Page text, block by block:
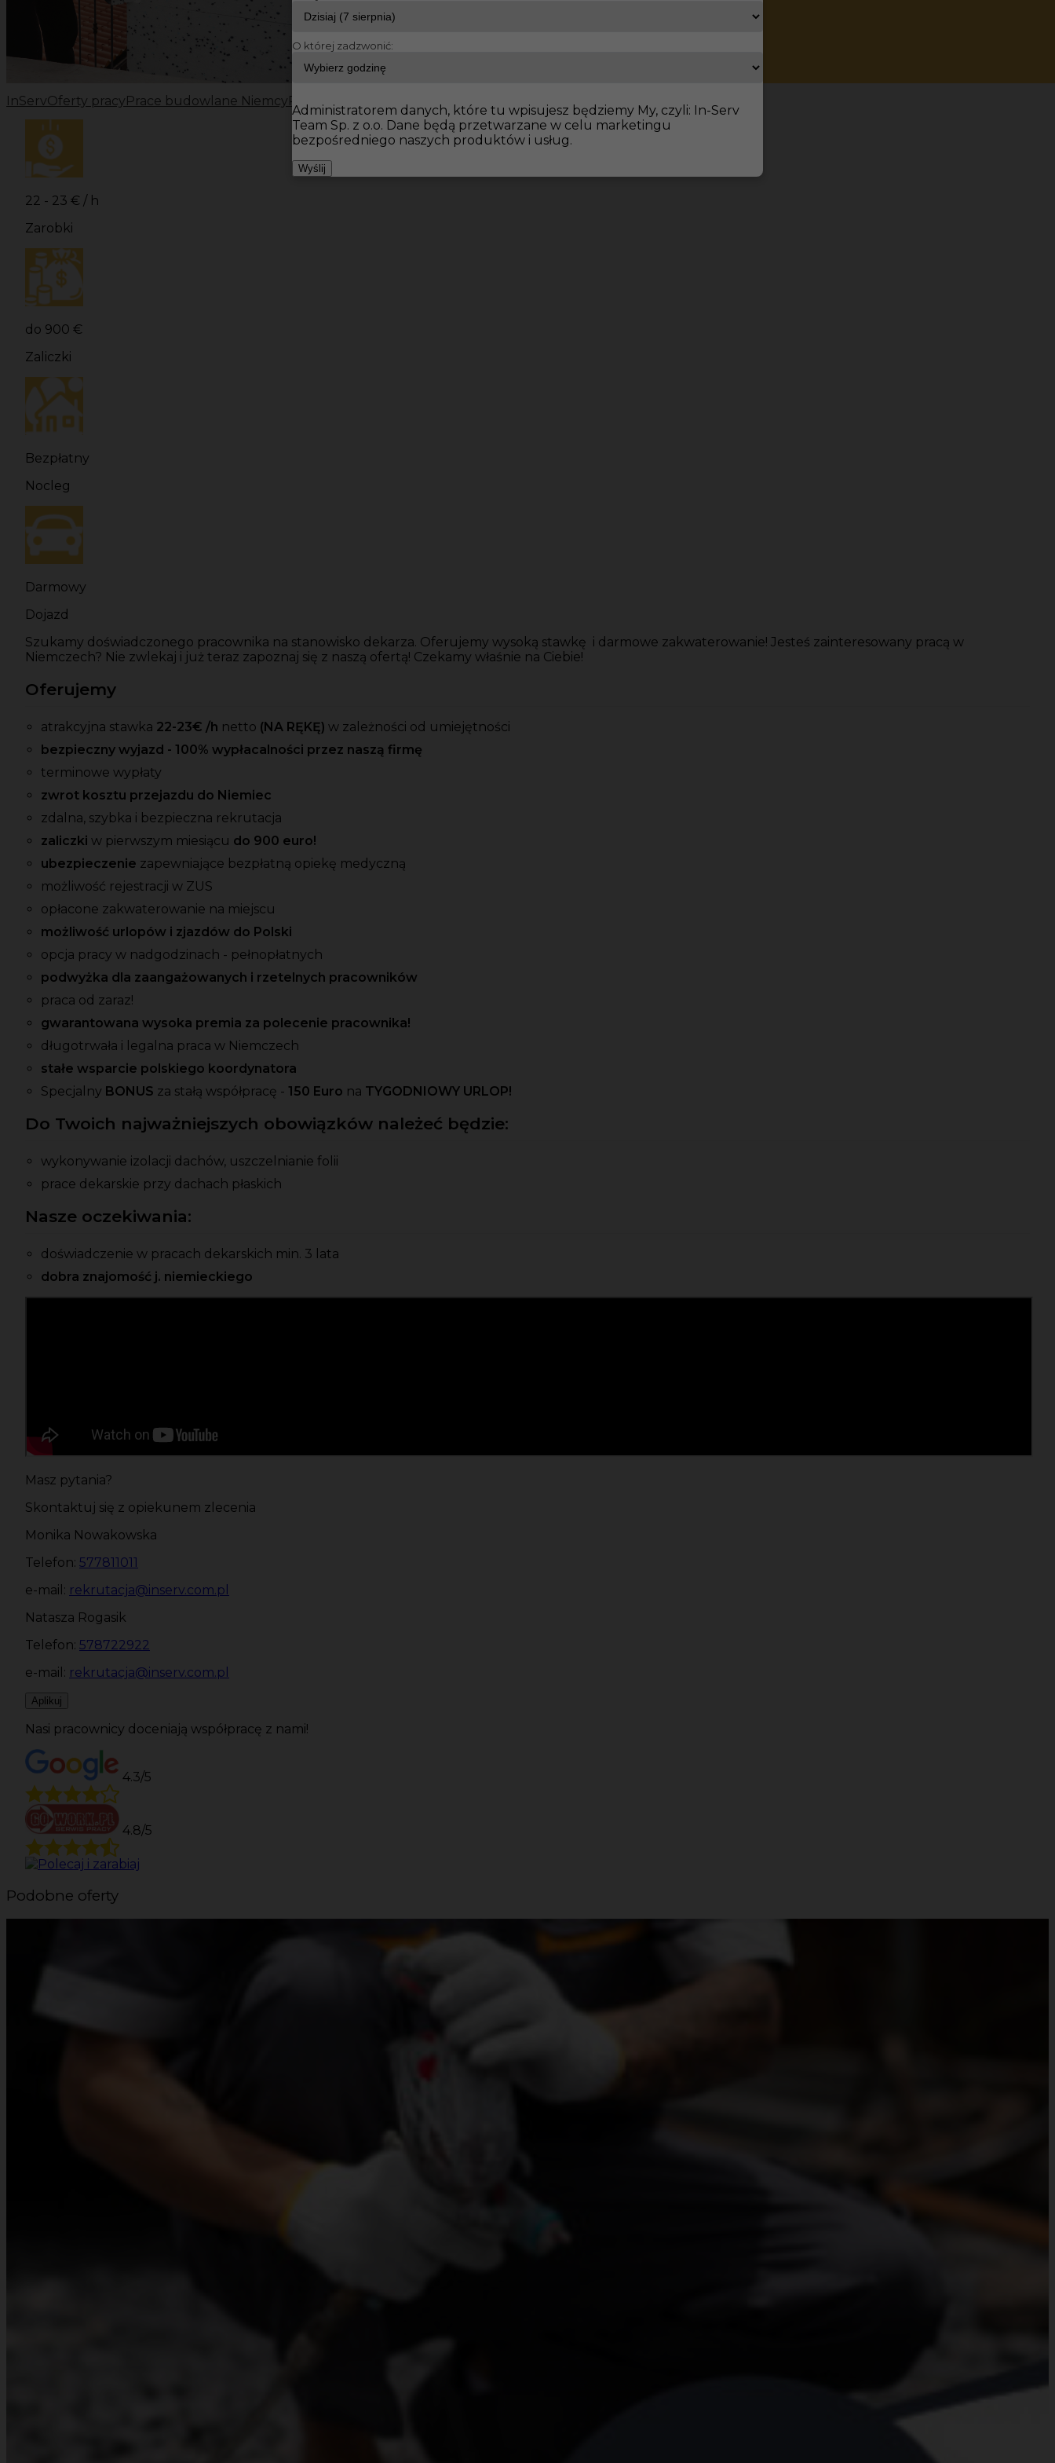
InServOferty pracy Prace budowlane Niemcy Prace budowlane Praca dla dekarza za granicą
22 - 23 € / h
Zarobki
do 900 €
Zaliczki
Bezpłatny
Nocleg
Darmowy
Dojazd
Szukamy doświadczonego pracownika na stanowisko dekarza. Oferujemy wysoką stawkę i darmowe zakwaterowanie! Jesteś zainteresowany pracą w
Niemczech? Nie zwlekaj i już teraz zapoznaj się z naszą ofertą! Czekamy właśnie na Ciebie!
Oferujemy
atrakcyjna stawka 22-23€ /h netto (NA RĘKĘ) w zależności od umiejętności
bezpieczny wyjazd - 100% wypłacalności przez naszą firmę
terminowe wypłaty
zwrot kosztu przejazdu do Niemiec
zdalna, szybka i bezpieczna rekrutacja
zaliczki w pierwszym miesiącu do 900 euro!
ubezpieczenie zapewniające bezpłatną opiekę medyczną
możliwość rejestracji w ZUS
opłacone zakwaterowanie na miejscu
możliwość urlopów i zjazdów do Polski
opcja pracy w nadgodzinach - pełnopłatnych
podwyżka dla zaangażowanych i rzetelnych pracowników
praca od zaraz!
gwarantowana wysoka premia za polecenie pracownika!
długotrwała i legalna praca w Niemczech
stałe wsparcie polskiego koordynatora
Specjalny BONUS za stałą współpracę - 150 Euro na TYGODNIOWY URLOP!
Do Twoich najważniejszych obowiązków należeć będzie:
wykonywanie izolacji dachów, uszczelnianie folii
prace dekarskie przy dachach płaskich
Nasze oczekiwania:
doświadczenie w pracach dekarskich min. 3 lata
dobra znajomość j. niemieckiego
Masz pytania?
Skontaktuj się z opiekunem zlecenia
Monika Nowakowska
Telefon: 577811011
e-mail: rekrutacja@inserv.com.pl
Natasza Rogasik
Telefon: 578722922
e-mail: rekrutacja@inserv.com.pl
Aplikuj
Nasi pracownicy doceniają współpracę z nami!
4.3/5
4.8/5
Podobne oferty
O której zadzwonić:
Administratorem danych, które tu wpisujesz będziemy My, czyli: In-Serv
Team Sp. z o.o. Dane będą przetwarzane w celu marketingu
bezpośredniego naszych produktów i usług.
Wyślij